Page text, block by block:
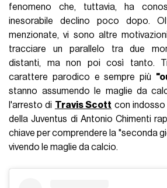
fenomeno che, tuttavia, ha
inesorabile declino poco dopo.
menzionate, vi sono altre
tracciare un parallelo tra due
distanti, ma non poi così tanto.
carattere parodico e sempre più
stanno assumendo le maglie da
l'arresto di Travis Scott con
della Juventus di Antonio Chimenti
chiave per comprendere la "seconda
vivendo le maglie da calcio.